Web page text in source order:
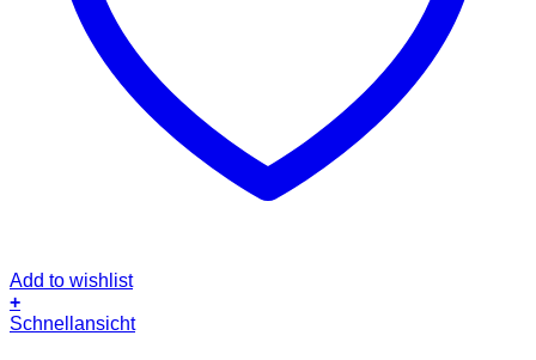
Add to wishlist
+
Schnellansicht